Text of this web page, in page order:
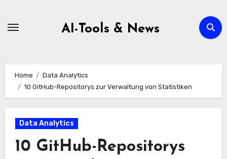
AI-Tools & News
Home
Data Analytics
10 GitHub-Repositorys zur Verwaltung von Statistiken
Data Analytics
10 GitHub-Repositorys